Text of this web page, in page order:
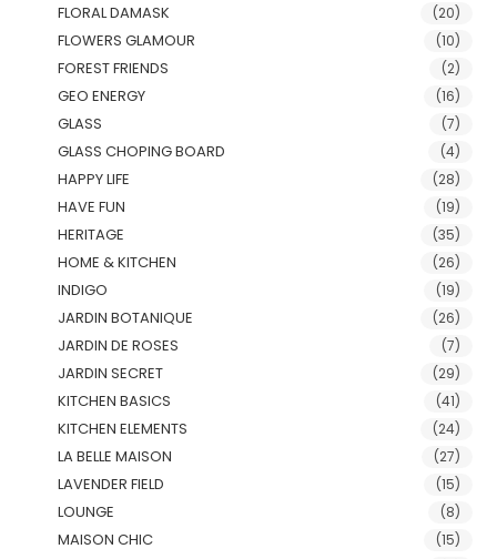
FLORAL DAMASK (20)
FLOWERS GLAMOUR (10)
FOREST FRIENDS (2)
GEO ENERGY (16)
GLASS (7)
GLASS CHOPING BOARD (4)
HAPPY LIFE (28)
HAVE FUN (19)
HERITAGE (35)
HOME & KITCHEN (26)
INDIGO (19)
JARDIN BOTANIQUE (26)
JARDIN DE ROSES (7)
JARDIN SECRET (29)
KITCHEN BASICS (41)
KITCHEN ELEMENTS (24)
LA BELLE MAISON (27)
LAVENDER FIELD (15)
LOUNGE (8)
MAISON CHIC (15)